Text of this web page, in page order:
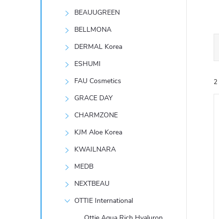
BEAUUGREEN
BELLMONA
DERMAL Korea
ESHUMI
FAU Cosmetics
GRACE DAY
CHARMZONE
KJM Aloe Korea
KWAILNARA
MEDB
NEXTBEAU
OTTIE International
2